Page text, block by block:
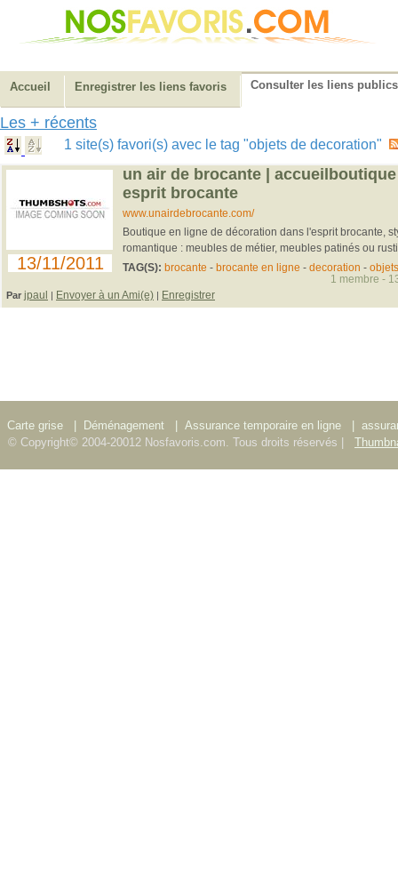
Accueil Enregistrer les liens favoris Consulter les liens publics
Les + récents
1 site(s) favori(s) avec le tag "objets de decoration"
13/11/2011
un air de brocante |
esprit brocante
www.unairdebrocante.com/
Boutique en ligne de décoration dans l'esprit brocante,
romantique : meubles de métier, meubles patinés ou
TAG(S): brocante - brocante en ligne - decoration -
Par jpaul | Envoyer à un Ami(e) | Enregistrer
1 membre -
Carte grise Déménagement Assurance temporaire en ligne
© Copyright© 2004-20012 Nosfavoris.com. Tous droits réservés |